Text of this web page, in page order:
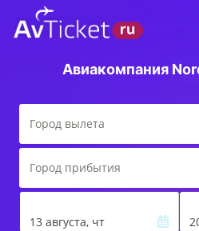
Авиакомпания
13 августа, чт